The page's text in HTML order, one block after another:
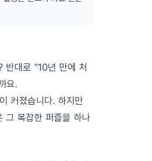
반대로 "10년 만에 처
요.
커졌습니다. 하지만
복잡한 퍼즐을 하나